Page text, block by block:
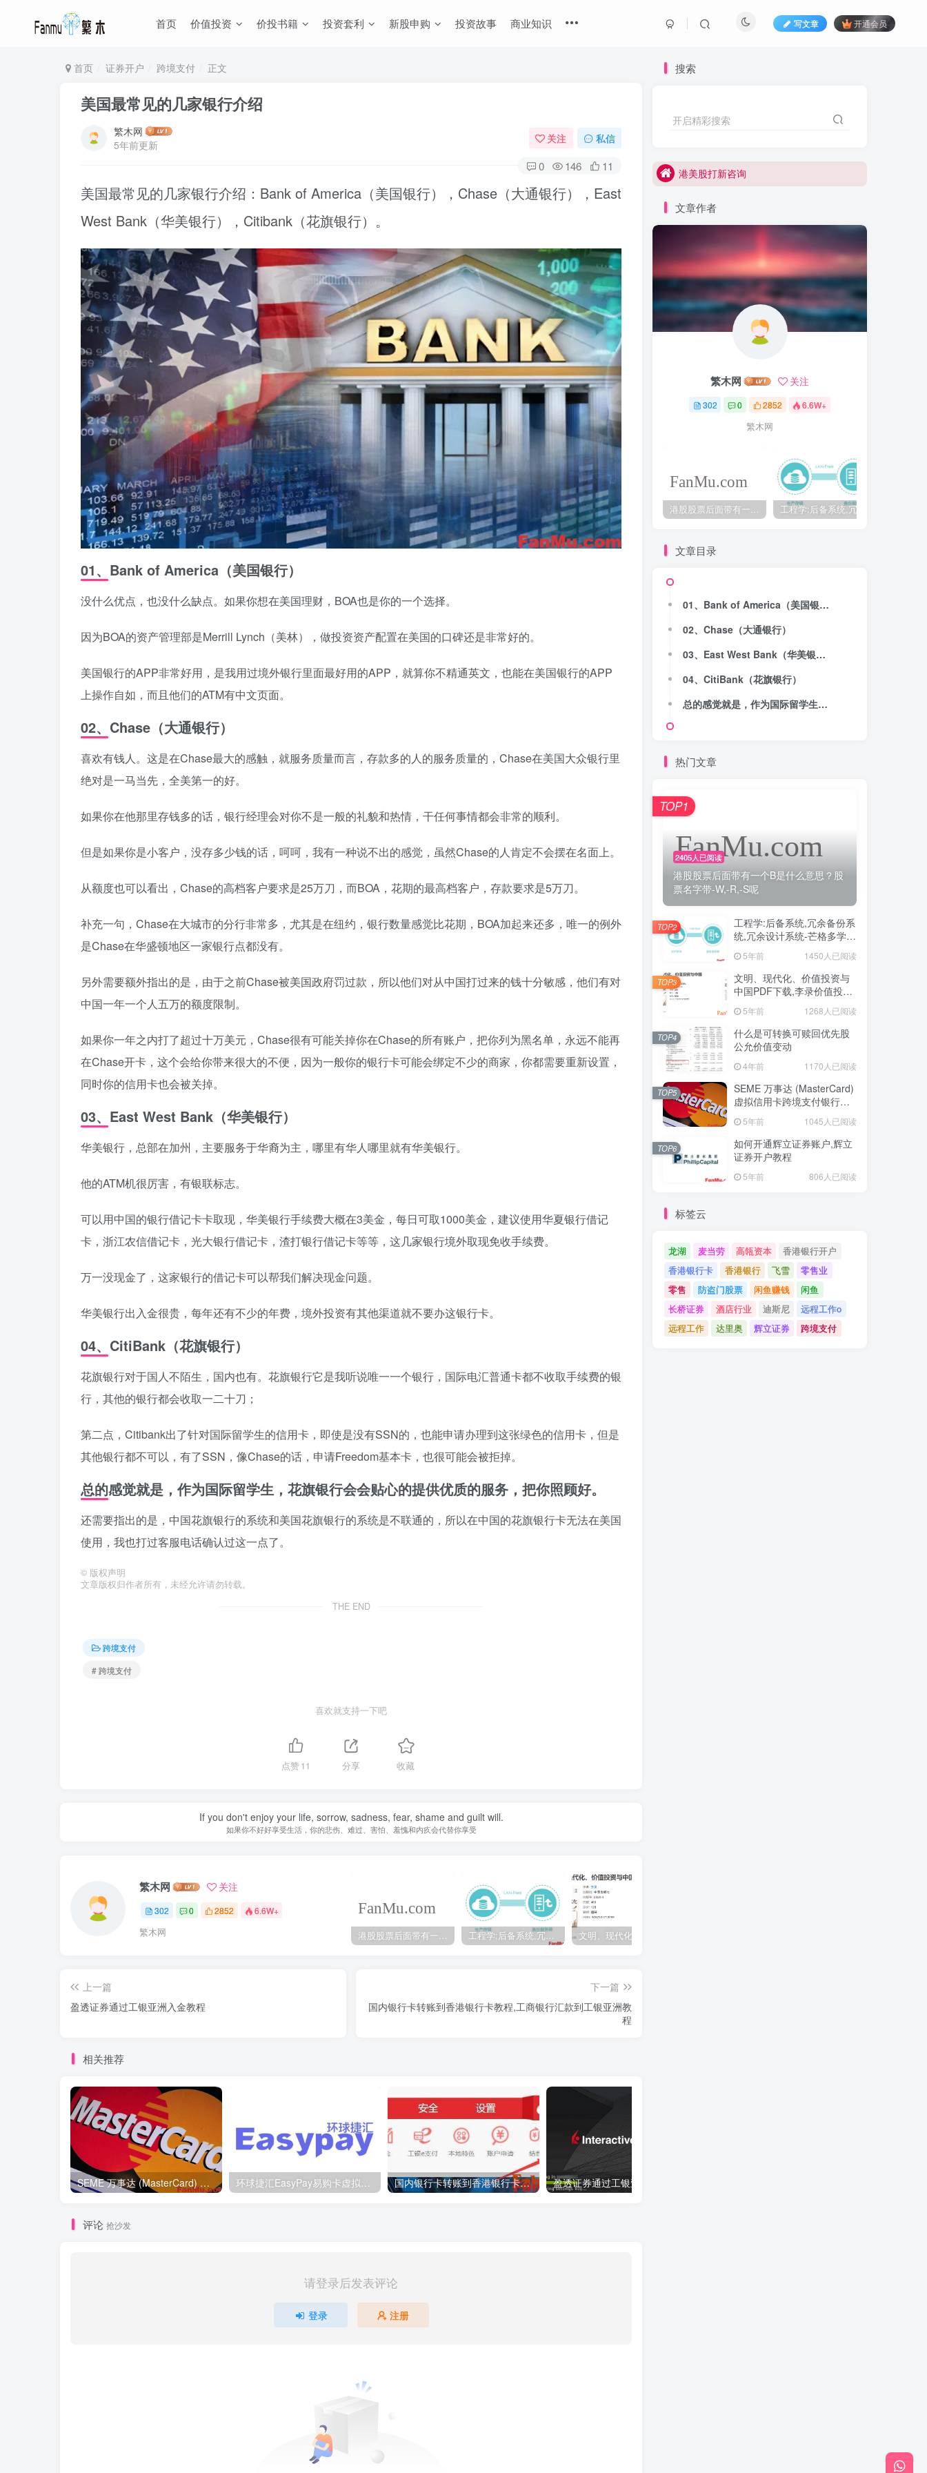
首页 价值投资 价投书籍 投资套利 新股申购 投资故事 商业知识 写文章 开通会员
首页 证券开户 跨境支付 正文
美国最常见的几家银行介绍
繁木网
5年前更新
关注 私信
0 146 11
美国最常见的几家银行介绍：Bank of America（美国银行），Chase（大通银行），East
West Bank（华美银行），Citibank（花旗银行）。
01、Bank of America（美国银行）
没什么优点，也没什么缺点。如果你想在美国理财，BOA也是你的一个选择。
因为BOA的资产管理部是Merrill Lynch（美林），做投资资产配置在美国的口碑还是非常好的。
美国银行的APP非常好用，是我用过境外银行里面最好用的APP，就算你不精通英文，也能在美国银行的APP
上操作自如，而且他们的ATM有中文页面。
02、Chase（大通银行）
喜欢有钱人。这是在Chase最大的感触，就服务质量而言，存款多的人的服务质量的，Chase在美国大众银行里
绝对是一马当先，全美第一的好。
如果你在他那里存钱多的话，银行经理会对你不是一般的礼貌和热情，干任何事情都会非常的顺利。
但是如果你是小客户，没存多少钱的话，呵呵，我有一种说不出的感觉，虽然Chase的人肯定不会摆在名面上。
从额度也可以看出，Chase的高档客户要求是25万刀，而BOA，花期的最高档客户，存款要求是5万刀。
补充一句，Chase在大城市的分行非常多，尤其是在纽约，银行数量感觉比花期，BOA加起来还多，唯一的例外
是Chase在华盛顿地区一家银行点都没有。
另外需要额外指出的是，由于之前Chase被美国政府罚过款，所以他们对从中国打过来的钱十分敏感，他们有对
中国一年一个人五万的额度限制。
如果你一年之内打了超过十万美元，Chase很有可能关掉你在Chase的所有账户，把你列为黑名单，永远不能再
在Chase开卡，这个会给你带来很大的不便，因为一般你的银行卡可能会绑定不少的商家，你都需要重新设置，
同时你的信用卡也会被关掉。
03、East West Bank（华美银行）
华美银行，总部在加州，主要服务于华裔为主，哪里有华人哪里就有华美银行。
他的ATM机很厉害，有银联标志。
可以用中国的银行借记卡卡取现，华美银行手续费大概在3美金，每日可取1000美金，建议使用华夏银行借记
卡，浙江农信借记卡，光大银行借记卡，渣打银行借记卡等等，这几家银行境外取现免收手续费。
万一没现金了，这家银行的借记卡可以帮我们解决现金问题。
华美银行出入金很贵，每年还有不少的年费，境外投资有其他渠道就不要办这银行卡。
04、CitiBank（花旗银行）
花旗银行对于国人不陌生，国内也有。花旗银行它是我听说唯一一个银行，国际电汇普通卡都不收取手续费的银
行，其他的银行都会收取一二十刀；
第二点，Citibank出了针对国际留学生的信用卡，即使是没有SSN的，也能申请办理到这张绿色的信用卡，但是
其他银行都不可以，有了SSN，像Chase的话，申请Freedom基本卡，也很可能会被拒掉。
总的感觉就是，作为国际留学生，花旗银行会会贴心的提供优质的服务，把你照顾好。
还需要指出的是，中国花旗银行的系统和美国花旗银行的系统是不联通的，所以在中国的花旗银行卡无法在美国
使用，我也打过客服电话确认过这一点了。
© 版权声明
文章版权归作者所有，未经允许请勿转载。
THE END
跨境支付
# 跨境支付
喜欢就支持一下吧
点赞11 分享 收藏
If you don't enjoy your life, sorrow, sadness, fear, shame and guilt will.
如果你不好好享受生活，你的悲伤、难过、害怕、羞愧和内疚会代替你享受
繁木网 关注
302 0 2852 6.6W+
繁木网 港股股票后面带有一个B是什么意思？股票名字带-W,-R,-S呢 工程学:后备系统,冗余备份系统,冗余设计系统-芒格多学科思维模型
上一篇
盈透证券通过工银亚洲入金教程
下一篇
国内银行卡转账到香港银行卡教程,工商银行汇款到工银亚洲教
程
相关推荐
SEME 万事达 (MasterCard) 虚拟信用卡跨境支付银行卡申请教程 环球捷汇EasyPay易购卡虚拟信用卡申请教程 国内银行卡转账到香港银行卡教程,工商银行汇款到工银亚洲教程 盈透证券通过工银亚洲入金教程
评论 抢沙发
请登录后发表评论
登录 注册
搜索
开启精彩搜索
港美股打新咨询
港美股打新咨询
文章作者
繁木网 关注
302 0 2852 6.6W+
繁木网
港股股票后面带有一个B是什么意思？股票名字带-W,-R,-S呢
文章目录
01、Bank of America（美国银行）
02、Chase（大通银行）
03、East West Bank（华美银行）
04、CitiBank（花旗银行）
总的感觉就是，作为国际留学生，花旗银行会会贴心的提供优质的服务，把你照顾好。
热门文章
2405人已阅读
港股股票后面带有一个B是什么意思？股
票名字带-W,-R,-S呢
TOP1
工程学:后备系统,冗余备份系
统,冗余设计系统-芒格多学科
5年前 1450人已阅读
TOP2
文明、现代化、价值投资与
中国PDF下载,李录价值投资
5年前 1268人已阅读
TOP3
什么是可转换可赎回优先股
公允价值变动
4年前 1170人已阅读
TOP4
SEME 万事达 (MasterCard)
虚拟信用卡跨境支付银行卡
5年前 1045人已阅读
TOP5
如何开通辉立证券账户,辉立
证券开户教程
5年前 806人已阅读
TOP6
标签云
龙湖 麦当劳 高瓴资本
香港银行开户
香港银行卡
香港银行 飞雪
零售业
零售
防盗门股票 闲鱼赚钱
闲鱼
长桥证券
酒店行业 迪斯尼
远程工作o
远程工作
达里奥 辉立证券 跨境支付